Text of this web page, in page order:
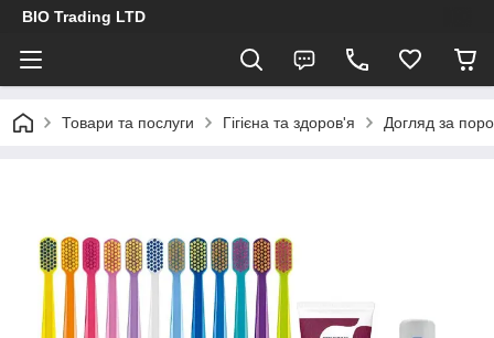
BIO Trading LTD
Товари та послуги Гігієна та здоров'я Догляд за